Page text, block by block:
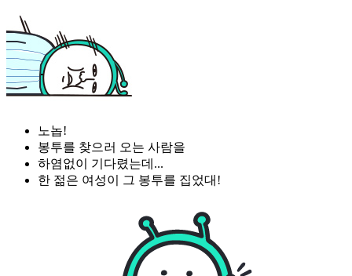
노놉!
봉투를 찾으러 오는 사람을
하염없이 기다렸는데...
한 젊은 여성이 그 봉투를 집었대!